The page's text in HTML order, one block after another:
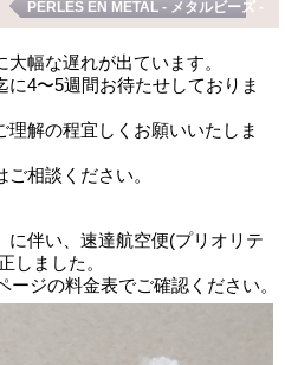
PERLES EN METAL - メタルビーズ -
幅な遅れが出ています。
4〜5週間お待たせしておりま
解の程宜しくお願いいたしま
相談ください。
に伴い、速達航空便(プリオリテ
しました。
ージの料金表でご確認ください。